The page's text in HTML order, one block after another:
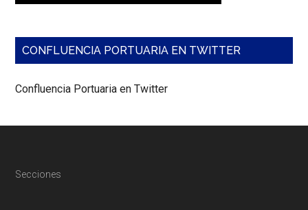
CONFLUENCIA PORTUARIA EN TWITTER
Confluencia Portuaria en Twitter
Footer
Secciones